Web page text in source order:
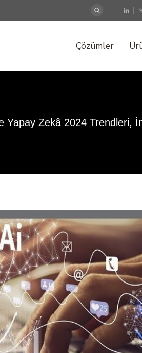
|
Çözümler
Yapay Zekâ 2024 Trendleri,